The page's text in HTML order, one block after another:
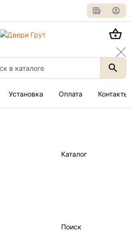
Установка Оплата Контакты
Каталог
Поиск